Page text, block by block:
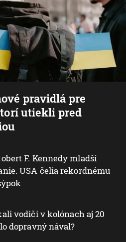
pravidlá pre
utiekli pred
F. Kennedy mladší
USA čelia rekordnému
vodiči v kolónach aj 20
dopravný nával?